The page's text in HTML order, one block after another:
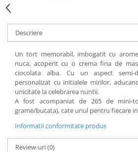
Descriere
Un tort memorabil, imbogatit cu
nuca, acoperit cu o crema fina de
ciocolata alba. Cu un aspect semi-
personalizat cu initialele mirilor,
unicitate la celebrarea nuntii.
A fost acompaniat de 265 de mini-
grame/bucata), cate unul pentru fiecare
Informatii conformitate produs
Review-uri(0)